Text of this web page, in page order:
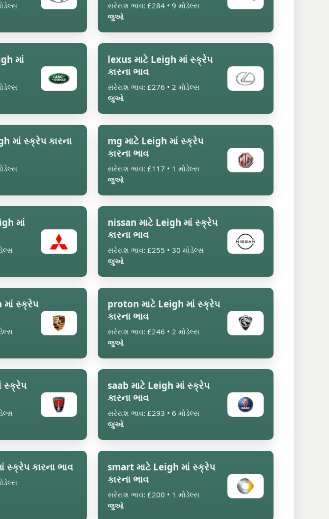
સરેરાશ ભાવ: £284 • 9 મોડેલ્સ
જુઓ
માં
lexus માટે Leigh માં સ્ક્રેપ
કારના ભાવ
સરેરાશ ભાવ: £276 • 2 મોડેલ્સ
જુઓ
માં સ્ક્રેપ કારના
mg માટે Leigh માં સ્ક્રેપ
કારના ભાવ
સરેરાશ ભાવ: £117 • 1 મોડેલ્સ
જુઓ
માં
nissan માટે Leigh માં સ્ક્રેપ
કારના ભાવ
સરેરાશ ભાવ: £255 • 30 મોડેલ્સ
જુઓ
માં સ્ક્રેપ
proton માટે Leigh માં સ્ક્રેપ
કારના ભાવ
સરેરાશ ભાવ: £246 • 2 મોડેલ્સ
જુઓ
સ્ક્રેપ
saab માટે Leigh માં સ્ક્રેપ
કારના ભાવ
સરેરાશ ભાવ: £293 • 6 મોડેલ્સ
જુઓ
સ્ક્રેપ કારના ભાવ
smart માટે Leigh માં સ્ક્રેપ
કારના ભાવ
સરેરાશ ભાવ: £200 • 1 મોડેલ્સ
જુઓ